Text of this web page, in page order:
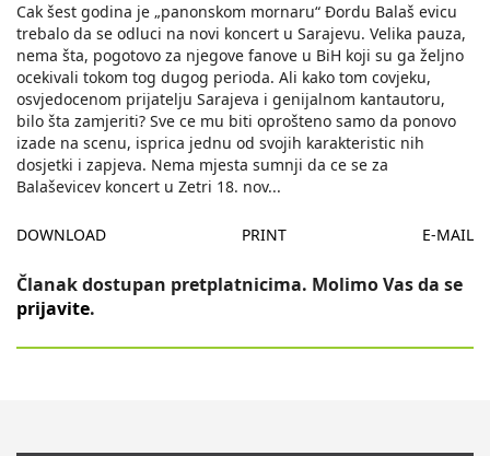
Cak šest godina je „panonskom mornaru“ Ðordu Balaš evicu
trebalo da se odluci na novi koncert u Sarajevu. Velika pauza,
nema šta, pogotovo za njegove fanove u BiH koji su ga željno
ocekivali tokom tog dugog perioda. Ali kako tom covjeku,
osvjedocenom prijatelju Sarajeva i genijalnom kantautoru,
bilo šta zamjeriti? Sve ce mu biti oprošteno samo da ponovo
izade na scenu, isprica jednu od svojih karakteristic nih
dosjetki i zapjeva. Nema mjesta sumnji da ce se za
Balaševicev koncert u Zetri 18. nov...
DOWNLOAD PRINT E-MAIL
Članak dostupan pretplatnicima. Molimo Vas da se
prijavite.